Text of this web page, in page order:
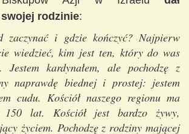
rodzinie:
zaczynać i gdzie kończyć? Najpierw
wiedzieć, kim jest ten, który do was
Jestem kardynałem, ale pochodzę z
naprawdę biednej i prostej: jestem
cudu. Kościół naszego regionu ma
150 lat. Kościół jest bardzo żywy,
życiem. Pochodzę z rodziny mającej